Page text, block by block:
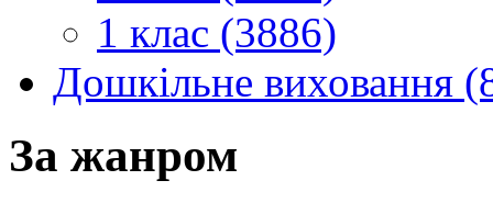
1 клас (3886)
Дошкільне виховання
За жанром